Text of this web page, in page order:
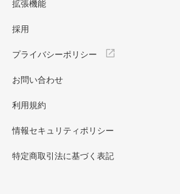
拡張機能
採用
プライバシーポリシー
お問い合わせ
利用規約
情報セキュリティポリシー
特定商取引法に基づく表記